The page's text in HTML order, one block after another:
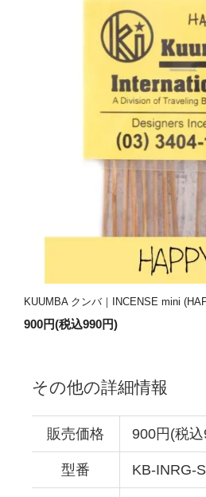
KUUMBA クンバ｜INCENSE mini
900円(税込990円)
その他の詳細情報
販売価格 900円(税
型番 KB-INRG-